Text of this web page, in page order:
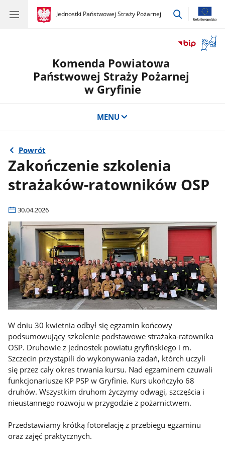
gov.pl
Jednostki Państwowej Straży Pożarnej
gov.pl
Jednostki
przejdź
okno
Komenda Powiatowa
Państwowej Straży Pożarnej
w Gryfinie
MENU
Powrót
Zakończenie szkolenia
strażaków-ratowników OSP
30.04.2026
W dniu 30 kwietnia odbył się egzamin końcowy
podsumowujący szkolenie podstawowe strażaka-ratownika
OSP. Druhowie z jednostek powiatu gryfińskiego i m.
Szczecin przystąpili do wykonywania zadań, którch uczyli
się przez cały okres trwania kursu. Nad egzaminem czuwali
funkcjonariusze KP PSP w Gryfinie. Kurs ukończyło 68
druhów. Wszystkim druhom życzymy odwagi, szczęścia i
nieustannego rozwoju w przygodzie z pożarnictwem.
Przedstawiamy krótką fotorelację z przebiegu egzaminu
oraz zajęć praktycznych.